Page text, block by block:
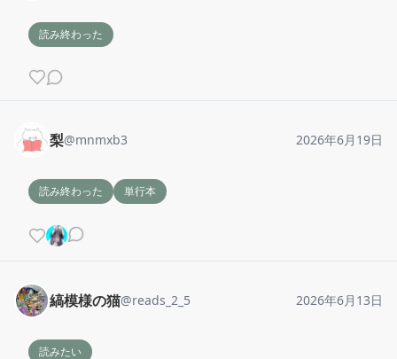
読み終わった
梨@mnmxb3 2026年6月19日
読み終わった 単行本
縞模様の猫@reads_2_5 2026年6月13日
読みたい